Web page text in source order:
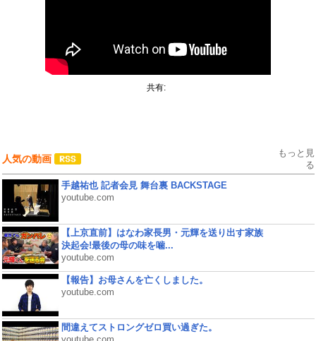
共有:
人気の動画
もっと見
る
手越祐也 記者会見 舞台裏 BACKSTAGE
youtube.com
【上京直前】はなわ家長男・元輝を送り出す家族
決起会!最後の母の味を噛...
youtube.com
【報告】お母さんを亡くしました。
youtube.com
間違えてストロングゼロ買い過ぎた。